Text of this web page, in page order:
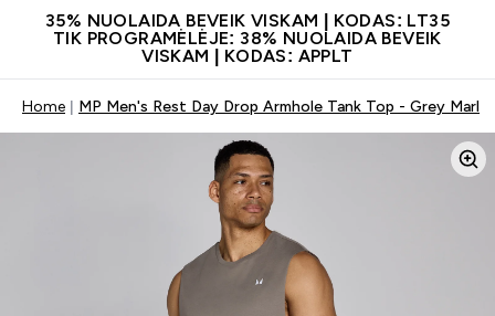
35% NUOLAIDA BEVEIK VISKAM | KODAS: LT35
TIK PROGRAMĖLĖJE: 38% NUOLAIDA BEVEIK
VISKAM | KODAS: APPLT
Home MP Men's Rest Day Drop Armhole Tank Top - Grey Marl